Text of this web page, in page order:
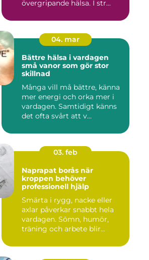
övergripande hälsa. I str...
04. mar
Bättre hälsa i vardagen
små vanor som gör stor
skillnad
Många vill må bättre, känna
mer energi och orka mer i
vardagen. Samtidigt känns
det ofta svårt att v...
03. feb
Naprapat borås när
kroppen behöver
professionell hjälp
Smärta i rygg, nacke eller
axlar påverkar snabbt hela
vardagen. Sömn, humör,
träning och arbete blir...